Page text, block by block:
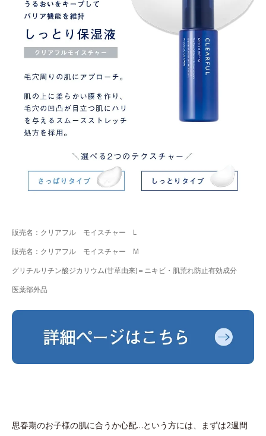
販売名：クリアフル モイスチャー L
販売名：クリアフル モイスチャー M
グリチルリチン酸ジカリウム(甘草由来)＝ニキビ・肌荒れ防止有効成分
医薬部外品
思春期のお子様の肌に合うか心配…という方には、まずは2週間